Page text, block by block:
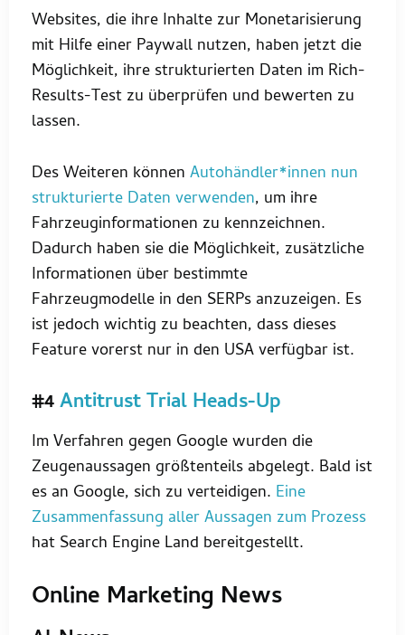
Websites, die ihre Inhalte zur Monetarisierung
mit Hilfe einer Paywall nutzen, haben jetzt die
Möglichkeit, ihre strukturierten Daten im Rich-
Results-Test zu überprüfen und bewerten zu
lassen.
Des Weiteren können Autohändler*innen nun
strukturierte Daten verwenden, um ihre
Fahrzeuginformationen zu kennzeichnen.
Dadurch haben sie die Möglichkeit, zusätzliche
Informationen über bestimmte
Fahrzeugmodelle in den SERPs anzuzeigen. Es
ist jedoch wichtig zu beachten, dass dieses
Feature vorerst nur in den USA verfügbar ist.
#4Antitrust Trial Heads-Up
Im Verfahren gegen Google wurden die
Zeugenaussagen größtenteils abgelegt. Bald ist
es an Google, sich zu verteidigen. Eine
Zusammenfassung aller Aussagen zum Prozess
hat Search Engine Land bereitgestellt.
Online Marketing News